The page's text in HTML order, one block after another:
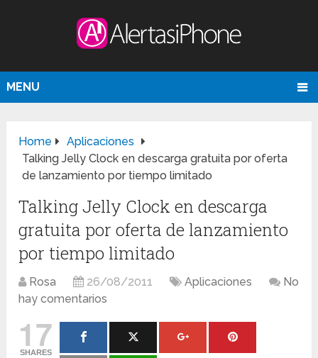
MENU
Home
Aplicaciones
Talking Jelly Clock en descarga gratuita por oferta
de lanzamiento por tiempo limitado
Talking Jelly Clock en descarga
gratuita por oferta de lanzamiento
por tiempo limitado
Rosa 26/08/2011 Aplicaciones
No
hay comentarios
17
SHARES